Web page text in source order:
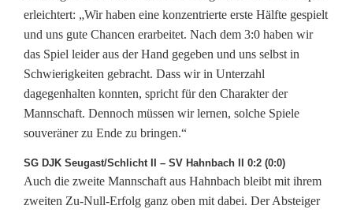
erleichtert: „Wir haben eine konzentrierte erste Hälfte gespielt
und uns gute Chancen erarbeitet. Nach dem 3:0 haben wir
das Spiel leider aus der Hand gegeben und uns selbst in
Schwierigkeiten gebracht. Dass wir in Unterzahl
dagegenhalten konnten, spricht für den Charakter der
Mannschaft. Dennoch müssen wir lernen, solche Spiele
souveräner zu Ende zu bringen.“
SG DJK Seugast/Schlicht II – SV Hahnbach II 0:2 (0:0)
Auch die zweite Mannschaft aus Hahnbach bleibt mit ihrem
zweiten Zu-Null-Erfolg ganz oben mit dabei. Der Absteiger